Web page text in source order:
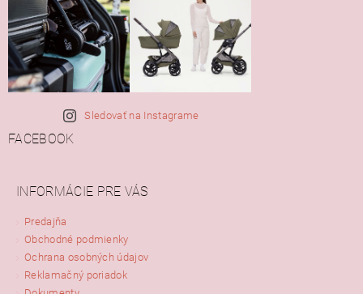
Sledovať na Instagrame
FACEBOOK
INFORMÁCIE PRE VÁS
Predajňa
Obchodné podmienky
Ochrana osobných údajov
Reklamačný poriadok